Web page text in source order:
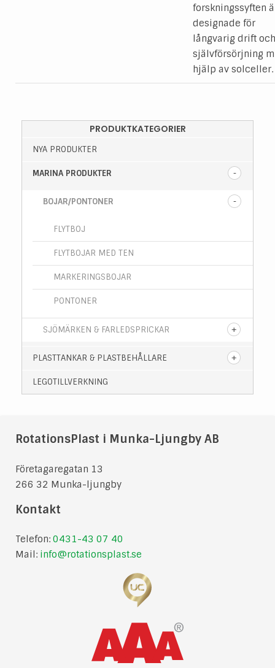
forskningssyften
designade för
långvarig drift och
självförsörjning
hjälp av solceller.
PRODUKTKATEGORIER
NYA PRODUKTER
MARINA PRODUKTER
BOJAR/PONTONER
FLYTBOJ
FLYTBOJAR MED TEN
MARKERINGSBOJAR
PONTONER
SJÖMÄRKEN & FARLEDSPRICKAR
PLASTTANKAR & PLASTBEHÅLLARE
LEGOTILLVERKNING
RotationsPlast i Munka-Ljungby AB
Företagaregatan 13
266 32 Munka-ljungby
Kontakt
Telefon: 0431-43 07 40
Mail: info@rotationsplast.se